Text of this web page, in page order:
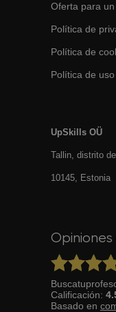
Oferta para
Política de
Política de
Política de
UpSkills OÜ
Tallin, distrito
10145, Estonia
Calificación:
Basado en